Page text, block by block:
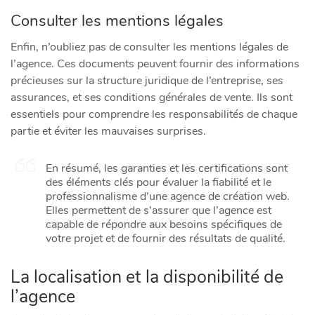
Consulter les mentions légales
Enfin, n’oubliez pas de consulter les mentions légales de
l’agence. Ces documents peuvent fournir des informations
précieuses sur la structure juridique de l’entreprise, ses
assurances, et ses conditions générales de vente. Ils sont
essentiels pour comprendre les responsabilités de chaque
partie et éviter les mauvaises surprises.
En résumé, les garanties et les certifications sont
des éléments clés pour évaluer la fiabilité et le
professionnalisme d’une agence de création web.
Elles permettent de s’assurer que l’agence est
capable de répondre aux besoins spécifiques de
votre projet et de fournir des résultats de qualité.
La localisation et la disponibilité de
l’agence